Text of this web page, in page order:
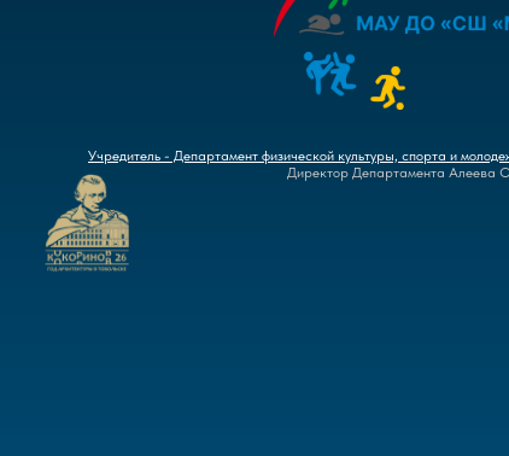
Учредитель - Департамент физической культуры, спорта и
Директор Департамента Алеева